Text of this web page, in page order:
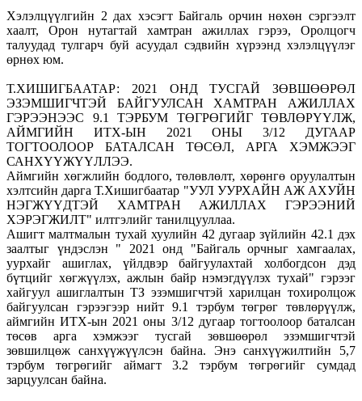
Хэлэлцүүлгийн 2 дах хэсэгт Байгаль орчин нөхөн сэргээлт
хаалт, Орон нутагтай хамтран ажиллах гэрээ, Оролцогч
талуудад тулгарч буй асуудал сэдвийн хүрээнд хэлэлцүүлэг
өрнөх юм.
Т.ХИШИГБААТАР: 2021 ОНД ТУСГАЙ ЗӨВШӨӨРӨЛ
ЭЗЭМШИГЧТЭЙ БАЙГУУЛСАН ХАМТРАН АЖИЛЛАХ
ГЭРЭЭНЭЭС 9.1 ТЭРБУМ ТӨГРӨГИЙГ ТӨВЛӨРҮҮЛЖ,
АЙМГИЙН ИТХ-ЫН 2021 ОНЫ 3/12 ДУГААР
ТОГТООЛООР БАТАЛСАН ТӨСӨЛ, АРГА ХЭМЖЭЭГ
САНХҮҮЖҮҮЛЛЭЭ.
Аймгийн хөгжлийн бодлого, төлөвлөлт, хөрөнгө оруулалтын
хэлтсийн дарга Т.Хишигбаатар "УУЛ УУРХАЙН АЖ АХУЙН
НЭГЖҮҮДТЭЙ ХАМТРАН АЖИЛЛАХ ГЭРЭЭНИЙ
ХЭРЭГЖИЛТ" илтгэлийг танилцууллаа.
Ашигт малтмалын тухай хуулийн 42 дугаар зүйлийн 42.1 дэх
заалтыг үндэслэн " 2021 онд "Байгаль орчныг хамгаалах,
уурхайг ашиглах, үйлдвэр байгуулахтай холбогдсон дэд
бүтцийг хөгжүүлэх, ажлын байр нэмэгдүүлэх тухай" гэрээг
хайгуул ашиглалтын ТЗ эзэмшигчтэй харилцан тохиролцож
байгуулсан гэрээгээр нийт 9.1 тэрбум төгрөг төвлөрүүлж,
аймгийн ИТХ-ын 2021 оны 3/12 дугаар тогтоолоор баталсан
төсөв арга хэмжээг тусгай зөвшөөрөл эзэмшигчтэй
зөвшилцөж санхүүжүүлсэн байна. Энэ санхүүжилтийн 5,7
тэрбум төгрөгийг аймагт 3.2 тэрбум төгрөгийг сумдад
зарцуулсан байна.